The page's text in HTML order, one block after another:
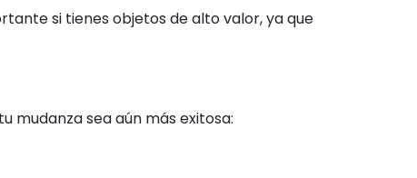
si tienes objetos de alto valor, ya que
mudanza sea aún más exitosa: